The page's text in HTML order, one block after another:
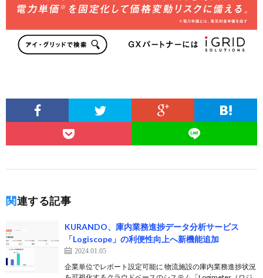
関連する記事
KURANDO、庫内業務進捗データ分析サービス
「Logiscope」の利便性向上へ新機能追加
2024.01.05
企業単位でレポート設定可能に 物流施設の庫内業務進捗状況